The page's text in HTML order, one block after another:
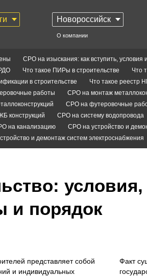
Новороссийск
О компании
СРО на изыскания: как вступить, условия
Что такое ПИРы в строительстве
Что
в строительстве Что такое реестр
работы
СРО на монтаж
СРО на футеровочные
конструкций
СРО на систему водопровода
на канализацию
СРО на устройство и
и демонтаж систем электроснабжения
условия,
и порядок
представляет собой
и индивидуальных
Факт